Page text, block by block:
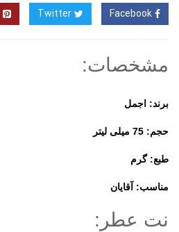
Facebook
Twitter
مشخصات:
برند: اجمل
حجم: 75 میلی لیتر
طبع: گرم
مناسب: آقایان
نت عطر: